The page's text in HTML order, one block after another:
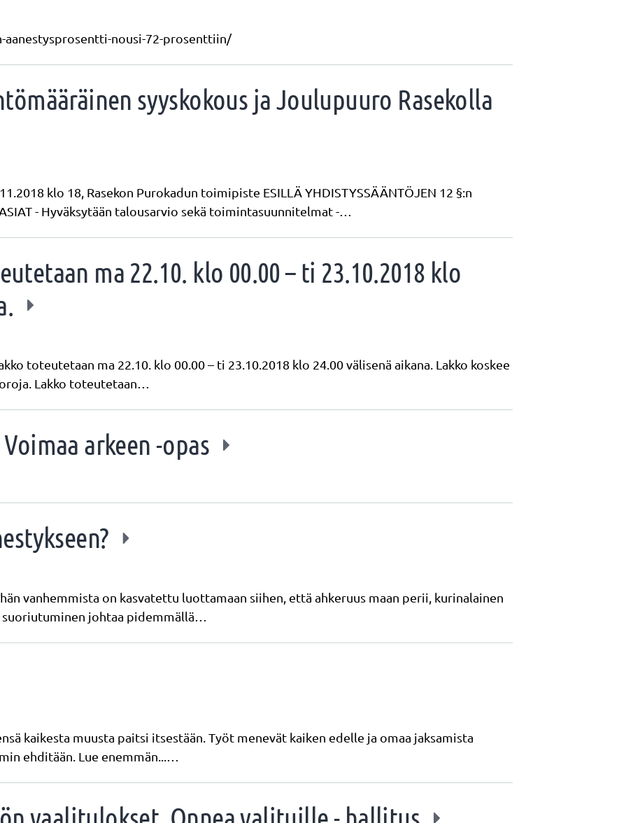
nousi-72-prosenttiin/
syyskokous ja Joulupuuro Rasekolla
klo 18, Rasekon Purokadun toimipiste ESILLÄ YHDISTYSSÄÄNTÖJEN 12 §:n
- Hyväksytään talousarvio sekä toimintasuunnitelmat -…
ma 22.10. klo 00.00 – ti 23.10.2018 klo
toteutetaan ma 22.10. klo 00.00 – ti 23.10.2018 klo 24.00 välisenä aikana. Lakko koskee
Lakko toteutetaan…
arkeen -opas
vanhemmista on kasvatettu luottamaan siihen, että ahkeruus maan perii, kurinalainen
johtaa pidemmällä…
kaikesta muusta paitsi itsestään. Työt menevät kaiken edelle ja omaa jaksamista
ehditään. Lue enemmän...…